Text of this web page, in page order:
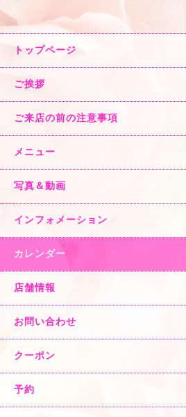
トップページ
ご挨拶
ご来店の前の注意事項
メニュー
写真＆動画
インフォメーション
カレンダー
店舗情報
お問い合わせ
クーポン
予約